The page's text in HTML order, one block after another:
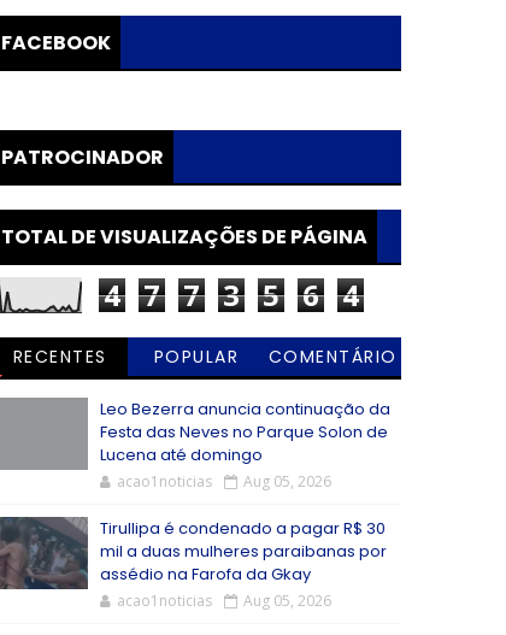
FACEBOOK
PATROCINADOR
TOTAL DE VISUALIZAÇÕES DE PÁGINA
4 7 7 3 5 6 4
RECENTES POPULAR
COMENTÁRIO
Leo Bezerra anuncia continuação da
Festa das Neves no Parque Solon de
Lucena até domingo
acao1noticias Aug 05, 2026
Tirullipa é condenado a pagar R$ 30
mil a duas mulheres paraibanas por
assédio na Farofa da Gkay
acao1noticias Aug 05, 2026